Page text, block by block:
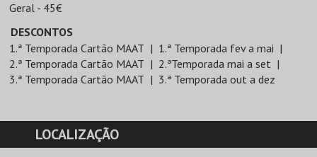
Geral - 45€
DESCONTOS
1.ª Temporada Cartão MAAT
1.ª Temporada fev a mai
2.ª Temporada Cartão MAAT
2.ªTemporada mai a set
3.ª Temporada Cartão MAAT
3.ª Temporada out a dez
LOCALIZAÇÃO